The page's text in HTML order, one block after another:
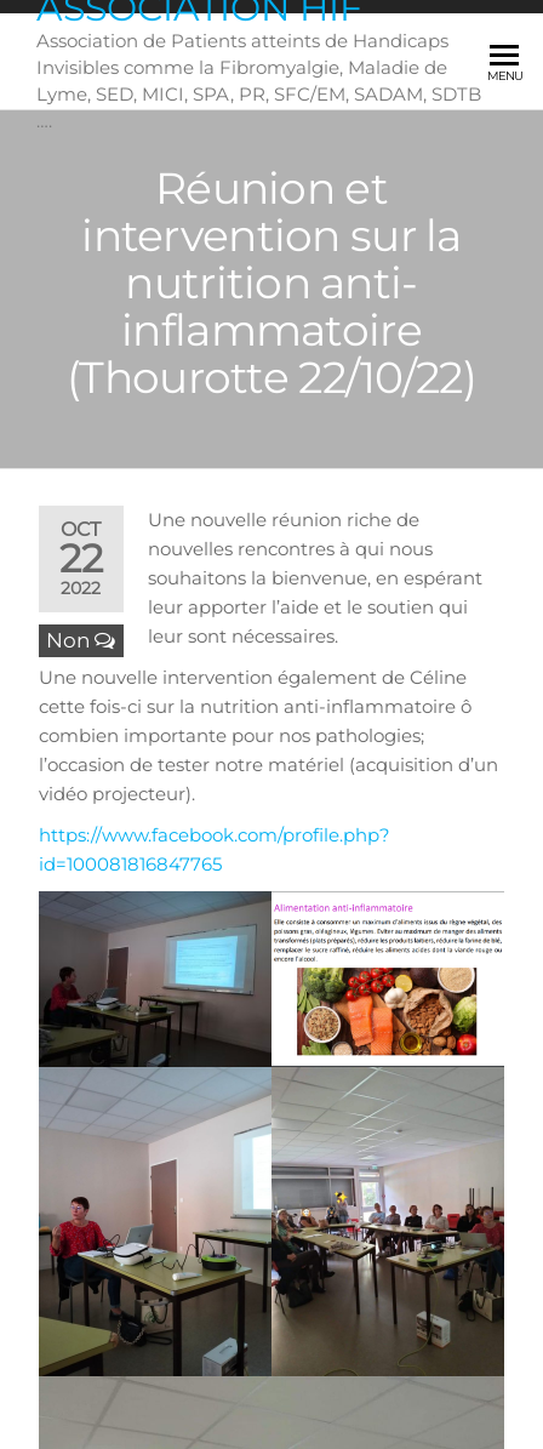
Skip
content
Association de Patients atteints de Handicaps
Invisibles comme la Fibromyalgie, Maladie de
Lyme, SED, MICI, SPA, PR, SFC/EM, SADAM, SDTB
….
MENU
Réunion et
intervention sur la
nutrition anti-
inflammatoire
(Thourotte 22/10/22)
OCT
22
2022
Non
Une nouvelle réunion riche de
nouvelles rencontres à qui nous
souhaitons la bienvenue, en espérant
leur apporter l’aide et le soutien qui
leur sont nécessaires.
Une nouvelle intervention également de Céline
cette fois-ci sur la nutrition anti-inflammatoire ô
combien importante pour nos pathologies;
l’occasion de tester notre matériel (acquisition d’un
vidéo projecteur).
https://www.facebook.com/profile.php?
id=100081816847765